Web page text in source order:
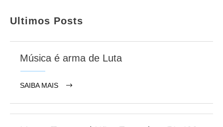
Ultimos Posts
Música é arma de Luta
SAIBA MAIS